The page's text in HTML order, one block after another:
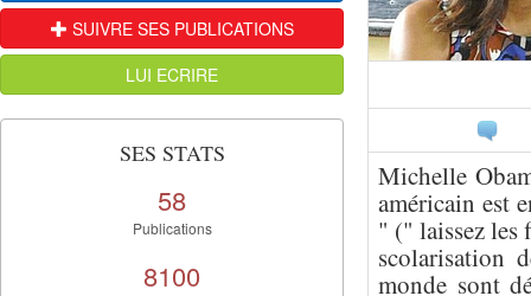
Michelle
américain est
" (" laissez les
scolarisation
monde sont
SUIVRE SES PUBLICATIONS
LUI ECRIRE
SES STATS
58
Publications
8100